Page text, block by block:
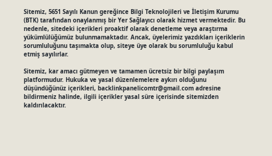
Sitemiz, 5651 Sayılı Kanun gereğince Bilgi Teknolojileri ve İletişim Kurumu
(BTK) tarafından onaylanmış bir Yer Sağlayıcı olarak hizmet vermektedir. Bu
nedenle, sitedeki içerikleri proaktif olarak denetleme veya araştırma
yükümlülüğümüz bulunmamaktadır. Ancak, üyelerimiz yazdıkları içeriklerin
sorumluluğunu taşımakta olup, siteye üye olarak bu sorumluluğu kabul
etmiş sayılırlar.
Sitemiz, kar amacı gütmeyen ve tamamen ücretsiz bir bilgi paylaşım
platformudur. Hukuka ve yasal düzenlemelere aykırı olduğunu
düşündüğünüz içerikleri, backlinkpanelicomtr@gmail.comadresine
bildirmeniz halinde, ilgili içerikler yasal süre içerisinde sitemizden
kaldırılacaktır.